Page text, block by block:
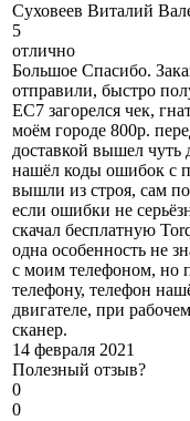
Суховеев Виталий
5
отлично
Большое Спасибо.
отправили, быстро
EC7 загорелся чек,
моём городе 800р.
доставкой вышел чуть
нашёл коды ошибок с
вышли из строя, сам
если ошибки не
скачал бесплатную
одна особенность не
с моим телефоном, но
телефону, телефон
двигателе, при
сканер.
14 февраля 2021
Полезный отзыв?
0
0